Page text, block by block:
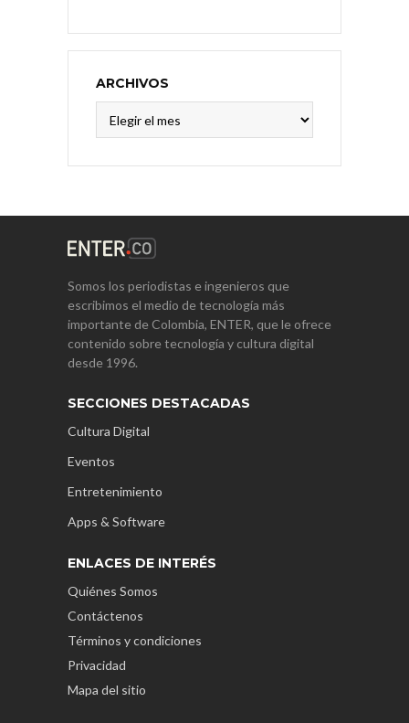
ARCHIVOS
Somos los periodistas e ingenieros que
escribimos el medio de tecnología más
importante de Colombia, ENTER, que le ofrece
contenido sobre tecnología y cultura digital
desde 1996.
SECCIONES DESTACADAS
Cultura Digital
Eventos
Entretenimiento
Apps & Software
ENLACES DE INTERÉS
Quiénes Somos
Contáctenos
Términos y condiciones
Privacidad
Mapa del sitio